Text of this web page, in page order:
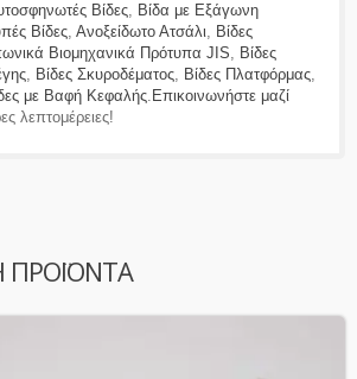
Βίδες, Βίδα με Εξάγωνη
Βίδες, Ανοξείδωτο Ατσάλι, Βίδες
Βιομηχανικά Πρότυπα JIS, Βίδες
, Βίδες Σκυροδέματος, Βίδες Πλατφόρμας,
με Βαφή Κεφαλής. Επικοινωνήστε μαζί
λεπτομέρειες!